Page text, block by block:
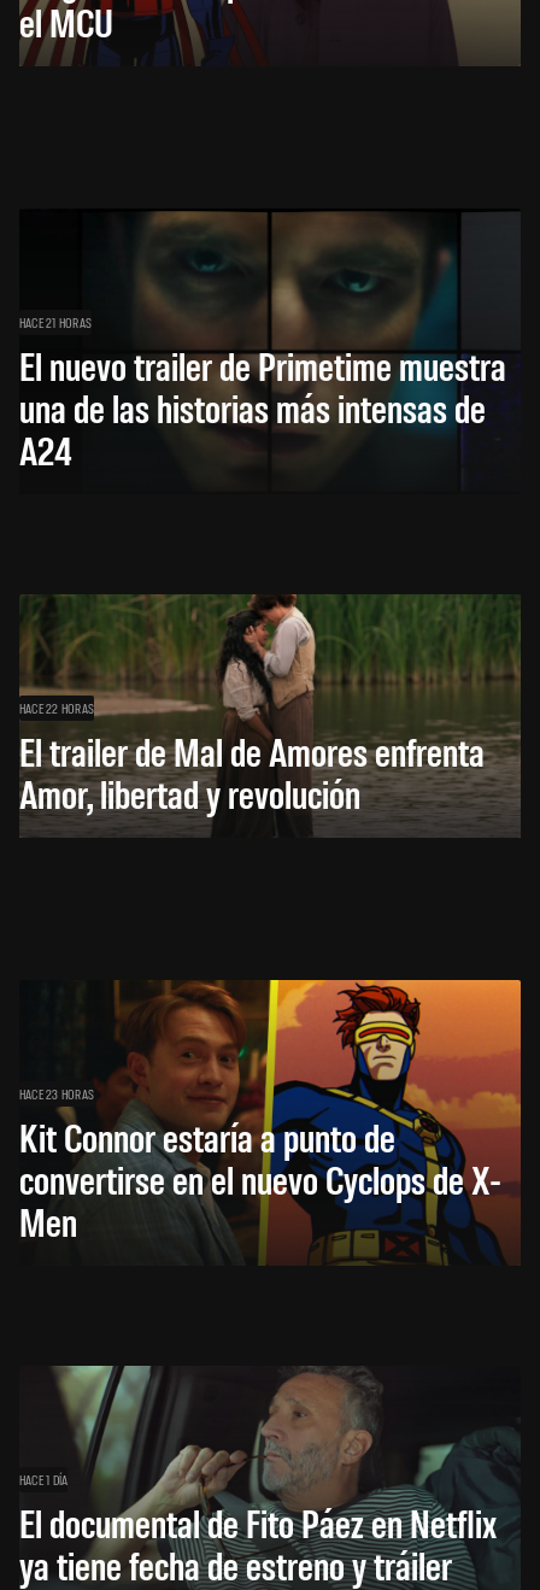
el MCU
HACE 21 HORAS
El nuevo trailer de Primetime muestra
una de las historias más intensas de
A24
HACE 22 HORAS
El trailer de Mal de Amores enfrenta
Amor, libertad y revolución
HACE 23 HORAS
Kit Connor estaría a punto de
convertirse en el nuevo Cyclops de X-
Men
HACE 1 DÍA
El documental de Fito Páez en Netflix
ya tiene fecha de estreno y tráiler